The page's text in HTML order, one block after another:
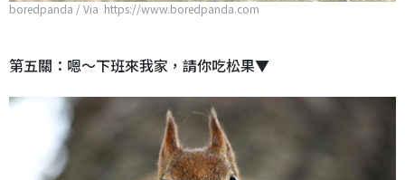
boredpanda / Via https://www.boredpanda.com
第五關：嗯～下班來我家，請你吃松果▼